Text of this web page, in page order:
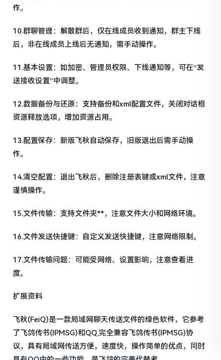
作。
10.群聊管理：解散群后，仅在线成员收到通知，群主下线
后，非在线成员上线后无通知，需手动操作。
11.基本设置：如加密、管理员权限、下线通知等，可在“发
送接收设置”中调整。
12.数据备份与还原：支持备份和xml配置文件，关闭对话框
资源释放选项，增加资源占用。
13.配置保存：新版飞秋自动保存，旧版退出后需手动操
作。
14.清空配置：退出飞秋后，删除注册表键或xml文件，注意
谨慎操作。
15.文件传输：支持文件夹**，注意文件大小和网络环境。
16.文件发送快捷键：自定义发送快捷键，注意网络限制。
17.文件传输问题：可能受网络、设置影响，注意查看进
度。
扩展资料
飞秋(FeiQ)是一款局域网聊天传送文件的绿色软件，它参考
了飞鸽传书(IPMSG)和QQ,完全兼容飞鸽传书(IPMSG)协
议，具有局域网传送方便，速度快，操作简单的优点，同时